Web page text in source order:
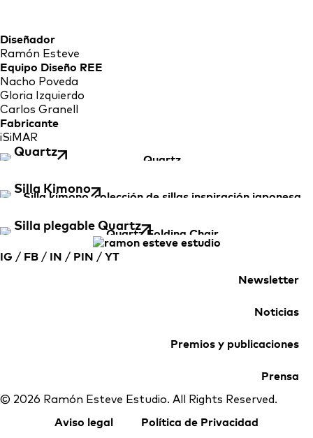
Diseñador
Ramón Esteve
Equipo Diseño REE
Nacho Poveda
Gloria Izquierdo
Carlos Granell
Fabricante
iSiMAR
Quartz
Silla Kimono
Silla plegable Quartz
IG / FB / IN / PIN / YT
Newsletter
Noticias
Premios y publicaciones
Prensa
© 2026 Ramón Esteve Estudio. All Rights Reserved.
Aviso legal Política de Privacidad